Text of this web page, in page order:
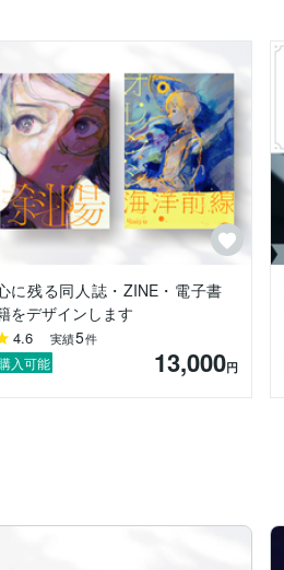
す。
に残る同人誌・ZINE・電子書
をデザインします
4.6 実績5件
入可能 13,000円